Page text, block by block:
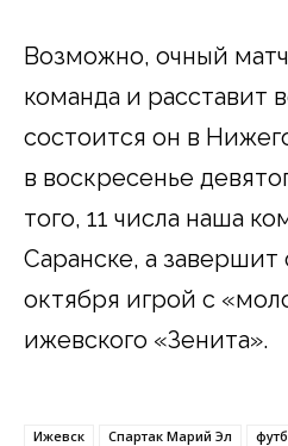
Возможно, очный
команда и расставит
состоится он в
в воскресенье
того, 11 числа наша
Саранске, а завершит
октября игрой с
ижевского «Зенита».
Ижевск Спартак Марий Эл